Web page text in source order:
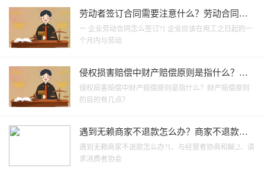
劳动者签订合同需要注意什么？劳动合同应
当具备哪些内容？ 全球头条
一 企业劳动合同怎么签订?1 企业应该在用工之日起的一
个月内与劳动
侵权损害赔偿中财产赔偿原则是指什么？财
产赔偿原则的目的有几点？
侵权损害赔偿中财产赔偿原则是指什么？财产赔偿原则
的目的有几点？
遇到无赖商家不退款怎么办？商家不退款如
何强制退款？ 即时看
遇到无赖商家不退款怎么办?1、与经营者协商和解;2、请
求消费者协会